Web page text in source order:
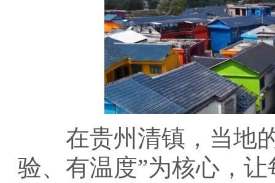
在贵州清镇，当地的
验、有温度”为核心，